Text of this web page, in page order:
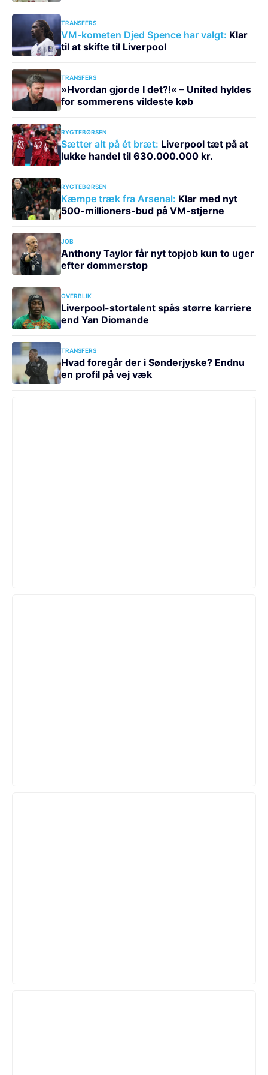
TRANSFERS
VM-kometen Djed Spence har valgt: Klar
til at skifte til Liverpool
TRANSFERS
»Hvordan gjorde I det?!« – United hyldes
for sommerens vildeste køb
RYGTEBØRSEN
Sætter alt på ét bræt: Liverpool tæt på at
lukke handel til 630.000.000 kr.
RYGTEBØRSEN
Kæmpe træk fra Arsenal: Klar med nyt
500-millioners-bud på VM-stjerne
JOB
Anthony Taylor får nyt topjob kun to uger
efter dommerstop
OVERBLIK
Liverpool-stortalent spås større karriere
end Yan Diomande
TRANSFERS
Hvad foregår der i Sønderjyske? Endnu
en profil på vej væk